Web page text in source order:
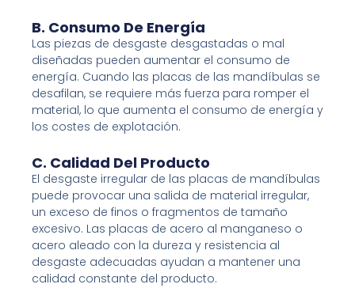
B. Consumo De Energía
Las piezas de desgaste desgastadas o mal
diseñadas pueden aumentar el consumo de
energía. Cuando las placas de las mandíbulas se
desafilan, se requiere más fuerza para romper el
material, lo que aumenta el consumo de energía y
los costes de explotación.
C. Calidad Del Producto
El desgaste irregular de las placas de mandíbulas
puede provocar una salida de material irregular,
un exceso de finos o fragmentos de tamaño
excesivo. Las placas de acero al manganeso o
acero aleado con la dureza y resistencia al
desgaste adecuadas ayudan a mantener una
calidad constante del producto.